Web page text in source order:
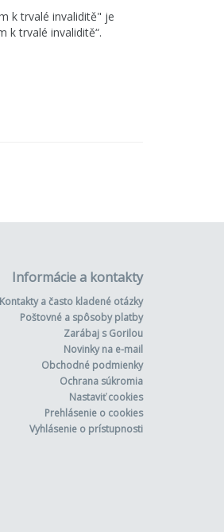
k trvalé invaliditě" je
k trvalé invaliditě“.
Informácie a kontakty
Kontakty a často kladené otázky
Poštovné a spôsoby platby
Zarábaj s Gorilou
Novinky na e-mail
Obchodné podmienky
Ochrana súkromia
Nastaviť cookies
Prehlásenie o cookies
Vyhlásenie o prístupnosti